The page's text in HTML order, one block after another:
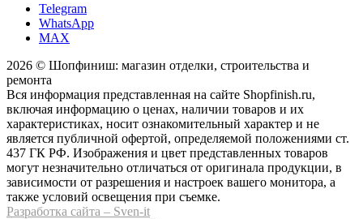
Telegram
WhatsApp
MAX
2026 © Шопфиниш: магазин отделки, строительства и
ремонта
Вся информация представленная на сайте Shopfinish.ru,
включая информацию о ценах, наличии товаров и их
характеристиках, носит ознакомительный характер и не
является публичной офертой, определяемой положениями ст.
437 ГК РФ. Изображения и цвет представленных товаров
могут незначительно отличаться от оригинала продукции, в
зависимости от разрешения и настроек вашего монитора, а
также условий освещения при съемке.
Разработка сайта – Sven-it